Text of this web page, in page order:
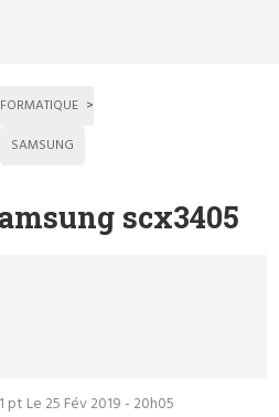
SAMSUNG
scx3405
1 pt Le 25 Fév 2019 - 20h05